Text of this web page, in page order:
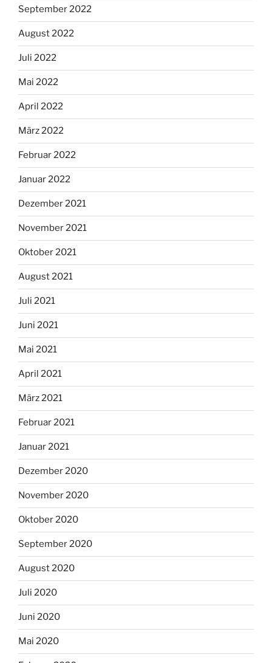
September 2022
August 2022
Juli 2022
Mai 2022
April 2022
März 2022
Februar 2022
Januar 2022
Dezember 2021
November 2021
Oktober 2021
August 2021
Juli 2021
Juni 2021
Mai 2021
April 2021
März 2021
Februar 2021
Januar 2021
Dezember 2020
November 2020
Oktober 2020
September 2020
August 2020
Juli 2020
Juni 2020
Mai 2020